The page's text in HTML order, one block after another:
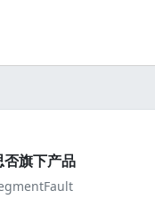
否旗下产品